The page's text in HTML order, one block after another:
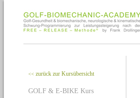
<< zurück zur Kursübersicht
GOLF & E-BIKE Kurs